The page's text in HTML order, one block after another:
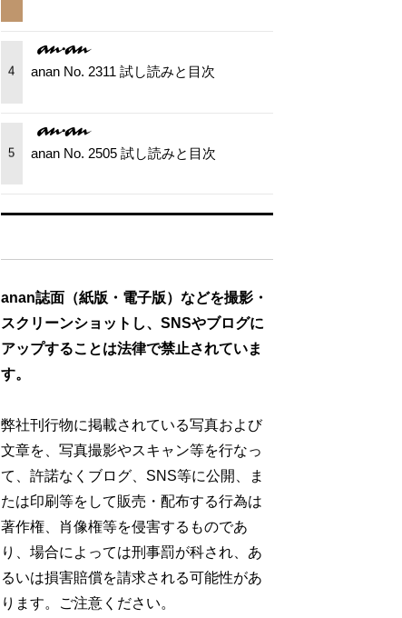
4 anan No. 2311 試し読みと目次
5 anan No. 2505 試し読みと目次
anan誌面（紙版・電子版）などを撮影・
スクリーンショットし、SNSやブログに
アップすることは法律で禁止されていま
す。
弊社刊行物に掲載されている写真および
文章を、写真撮影やスキャン等を行なっ
て、許諾なくブログ、SNS等に公開、ま
たは印刷等をして販売・配布する行為は
著作権、肖像権等を侵害するものであ
り、場合によっては刑事罰が科され、あ
るいは損害賠償を請求される可能性があ
ります。ご注意ください。